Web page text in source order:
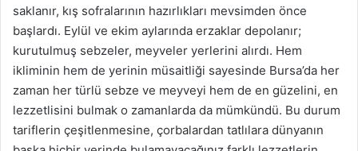
saklanır, kış sofralarının hazırlıkları mevsimden önce
başlardı. Eylül ve ekim aylarında erzaklar depolanır;
kurutulmuş sebzeler, meyveler yerlerini alırdı. Hem
ikliminin hem de yerinin müsaitliği sayesinde Bursa’da her
zaman her türlü sebze ve meyveyi hem de en güzelini, en
lezzetlisini bulmak o zamanlarda da mümkündü. Bu durum
tariflerin çeşitlenmesine, çorbalardan tatlılara dünyanın